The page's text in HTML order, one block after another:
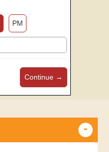
PM
Continue →